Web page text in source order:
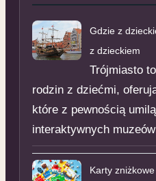
Gdzie z
z dzieckiem
Trójmiasto
rodzin z dziećmi,
które z pewnością
interaktywnych
Karty